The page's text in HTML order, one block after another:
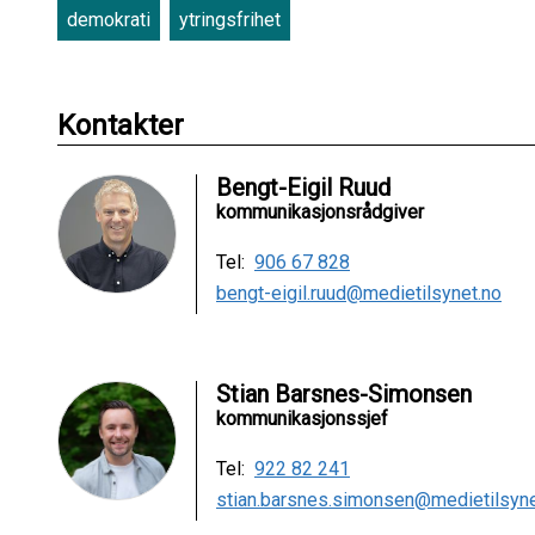
demokrati ytringsfrihet
Kontakter
Bengt-Eigil Ruud
kommunikasjonsrådgiver
Tel: 906 67 828
bengt-eigil.ruud@medietilsynet.no
Stian Barsnes-Simonsen
kommunikasjonssjef
Tel: 922 82 241